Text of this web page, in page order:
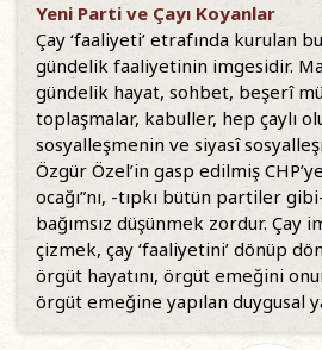
Yeni Parti ve Çayı Koyanlar
Çay ‘faaliyeti’ etrafında kurulan
gündelik faaliyetinin imgesidir.
gündelik hayat, sohbet, beşerî
toplaşmalar, kabuller, hep çaylı
sosyalleşmenin ve siyasî
Özgür Özel’in gasp edilmiş
ocağı”nı, -tıpkı bütün partiler
bağımsız düşünmek zordur. Çay
çizmek, çay ‘faaliyetini’ dönüp
örgüt hayatını, örgüt emeğini
örgüt emeğine yapılan duygusal